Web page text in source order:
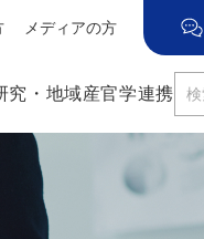
メディアの方
究・地域産官学連携